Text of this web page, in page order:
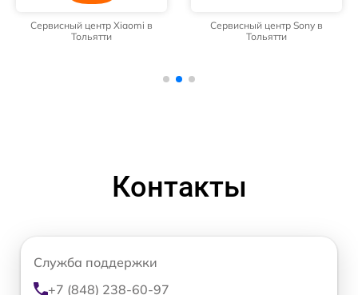
Сервисный центр Xiaomi в
Тольятти
Сервисный центр Sony в
Тольятти
Контакты
Служба поддержки
+7 (848) 238-60-97